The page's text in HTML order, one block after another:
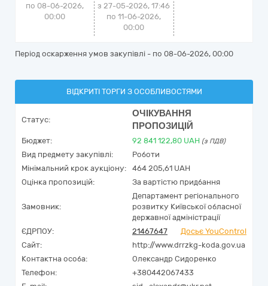
по 08-06-2026,
00:00
з 27-05-2026, 17:46
по 11-06-2026,
00:00
Період оскарження умов закупівлі - по 08-06-2026, 00:00
ВІДКРИТІ ТОРГИ З ОСОБЛИВОСТЯМИ
Статус:
ОЧІКУВАННЯ
ПРОПОЗИЦІЙ
Бюджет: 92 841 122,80 UAH (з ПДВ)
Вид предмету закупівлі:
Роботи
Мінімальний крок аукціону:
464 205,61 UAH
Оцінка пропозицій:
За вартістю придбання
Замовник:
Департамент регіонального
розвитку Київської обласної
державної адміністрації
ЄДРПОУ:
21467647
Досьє YouControl
Сайт:
http://www.drrzkg-koda.gov.ua
Контактна особа:
Олександр Сидоренко
Телефон:
+380442067433